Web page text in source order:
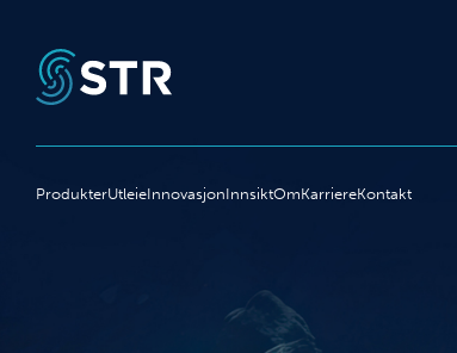
ProdukterUtleieInnovasjonInnsiktOmKarriereKontakt